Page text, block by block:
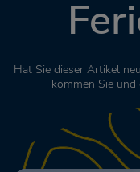
Hat Sie dieser Artikel
kommen Sie und